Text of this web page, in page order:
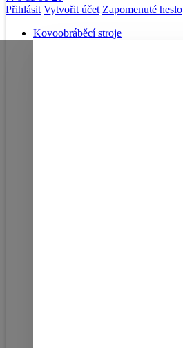
Přihlásit Vytvořit účet Zapomenuté heslo
Kovoobráběcí stroje